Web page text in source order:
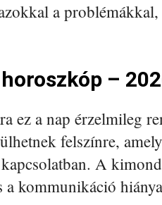
a problémákkal,
–
ez a nap érzelmileg
felszínre,
A
a kommunikáció